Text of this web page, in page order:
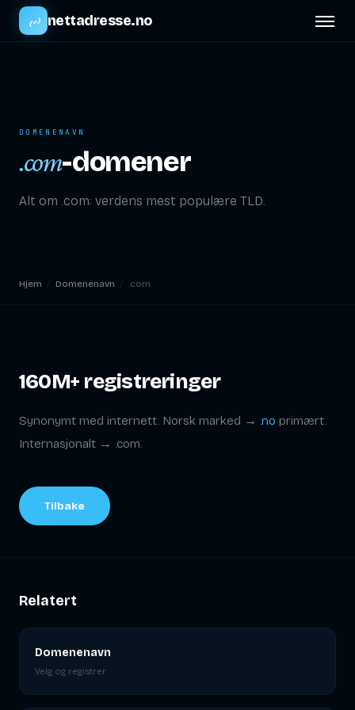
nettadresse.no
DOMENENAVN
.com-domener
Alt om .com: verdens mest populære TLD.
Hjem Domenenavn .com
160M+ registreringer
Synonymt med internett. Norsk marked → .no primært.
Internasjonalt → .com.
Tilbake
Relatert
Domenenavn
Velg og registrer